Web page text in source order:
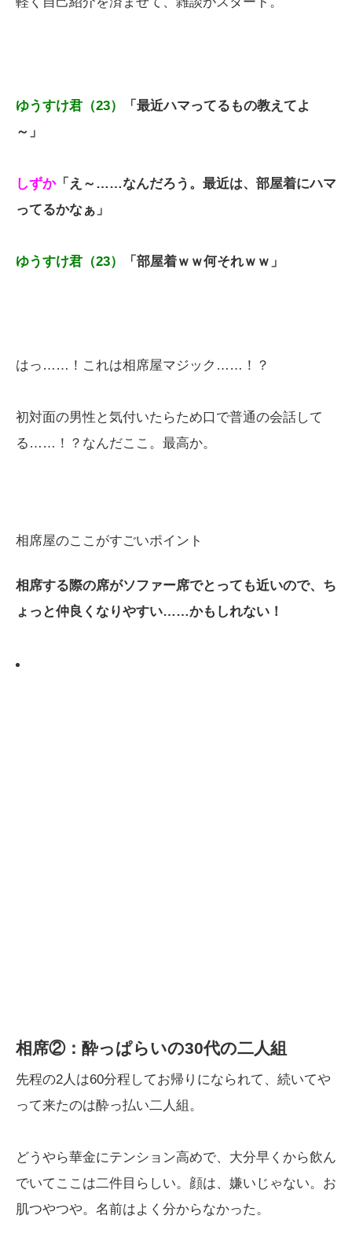
ゆうすけ君（23）
「最近ハマってるもの教えてよ
～」
しずか「え～……なんだろう。最近は、部屋着にハマ
ってるかなぁ」
ゆうすけ君（23） 「部屋着ｗｗ何それｗｗ」
はっ……！これは相席屋マジック……！？
初対面の男性と気付いたらため口で普通の会話して
る……！？なんだここ。最高か。
相席屋のここがすごいポイント
相席する際の席がソファー席でとっても近いので、ち
ょっと仲良くなりやすい……かもしれない！
相席②：酔っぱらいの30代の二人組
先程の2人は60分程してお帰りになられて、続いてや
って来たのは酔っ払い二人組。
どうやら華金にテンション高めで、大分早くから飲ん
でいてここは二件目らしい。顔は、嫌いじゃない。お
肌つやつや。名前はよく分からなかった。